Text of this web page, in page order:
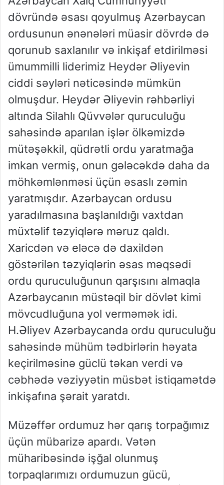
dövründə əsası qoyulmuş Azərbaycan
ordusunun ənənələri müasir dövrdə də
qorunub saxlanılır və inkişaf etdirilməsi
ümummilli liderimiz Heydər Əliyevin
ciddi səyləri nəticəsində mümkün
olmuşdur. Heydər Əliyevin rəhbərliyi
altında Silahlı Qüvvələr quruculuğu
sahəsində aparılan işlər ölkəmizdə
mütəşəkkil, qüdrətli ordu yaratmağa
imkan vermiş, onun gələcəkdə daha da
möhkəmlənməsi üçün əsaslı zəmin
yaratmışdır. Azərbaycan ordusu
yaradılmasına başlanıldığı vaxtdan
müxtəlif təzyiqlərə məruz qaldı.
Xaricdən və eləcə də daxildən
göstərilən təzyiqlərin əsas məqsədi
ordu quruculuğunun qarşısını almaqla
Azərbaycanın müstəqil bir dövlət kimi
mövcudluğuna yol verməmək idi.
H.Əliyev Azərbaycanda ordu quruculuğu
sahəsində mühüm tədbirlərin həyata
keçirilməsinə güclü təkan verdi və
cəbhədə vəziyyətin müsbət istiqamətdə
inkişafına şərait yaratdı.
Müzəffər ordumuz hər qarış torpağımız
üçün mübarizə apardı. Vətən
müharibəsində işğal olunmuş
torpaqlarımızı ordumuzun gücü,